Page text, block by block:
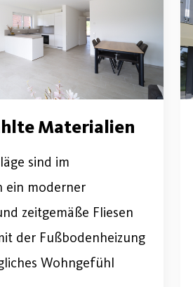
Materialien
sind im
ein moderner
zeitgemäße Fliesen
der Fußbodenheizung
Wohngefühl